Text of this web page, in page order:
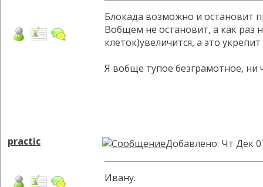
Блокада возможно и остановит
Вобщем не остановит, а как раз
клеток)увеличится, а это
Я вобще тупое безграмотное, ни
practic Добавлено: Чт Дек
Ивану.